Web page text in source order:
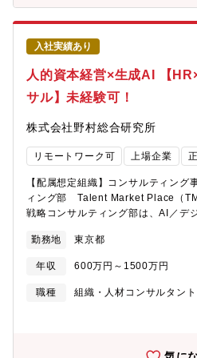
ントチームにおいて、リーダを補佐
は、現行のFUJITSU?MONAKAサー
とともに、将来的に予定されている
見据え、プロジェクト運営の現場力
募集します。【配属組織】富士通研
グ開発本部【組織としてのミッショ
を実現すべく、世界トップのテクノ
テクノロジープラットフォームを創
き方について ・全社で年間80％以
イム無しのフレックスタイム制、子
活に合わせた働き方が実現可能。 ・
きと働くための社内カルチャーの変
全体でポスティング制度やFA制度が
ージメントを高める活動にも力を入
い合わせ対応、会議対応・研究開発
目標に対する進捗管理・委託費・助
理、費目管理、証憑管理・委託先、
捗・成果物管理【個人に期待する役
ンでは、単なる事務業務にとどまら
たうえで、プロジェクト全体の進行
す。特に、以下のミッションを担っ
開発の進捗や課題を把握し、関係者
係機関に対して、プロジェクトの状
状態を整える・研究開発現場が本来
リスクを整理し、早期に課題を発見
そのものである必要はありませんが
解し、報告資料や管理資料に落とし
属先】先端コンピューティング開発
AIアクセラレーションを実現する
者様へのメッセージ】同社では、官
テム事業内のプロジェクトの一環
入社実績あり
人的資本経営×生成AI 【
サル】未経験可！
株式会社野村総合研究所
リモートワーク可 上場企業
【配属想定組織】コンサルティン
ィング部 Talent Market Place（
戦略コンサルティング部は、AI／デ
組織です。新規事業開発、営業・マ
改革、経営意思決定プロセス変革ま
アント価値を最大化しています。
資本経営を革新する」ことをミッシ
変換するAIエージェントを開発・展
したうえで、事業戦略と人材戦略を
勤務地 東京都
年収 600万円～1500万円
職種
組織・人材コンサルタント